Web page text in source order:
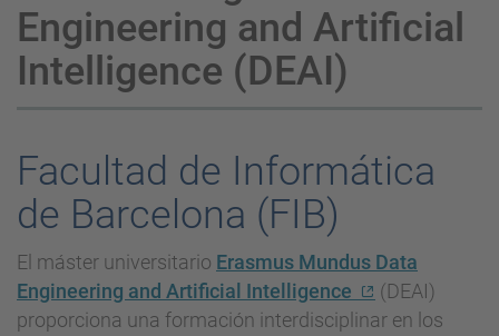
Engineering and Artificial
Intelligence (DEAI)
Facultad de Informática
de Barcelona (FIB)
El máster universitario Erasmus Mundus Data
Engineering and Artificial Intelligence
(DEAI)
proporciona una formación interdisciplinar en los